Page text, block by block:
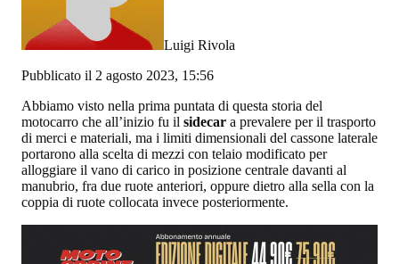
Luigi Rivola
Pubblicato il 2 agosto 2023, 15:56
Abbiamo visto nella prima puntata di questa storia del
motocarro che all’inizio fu il sidecar a prevalere per il trasporto
di merci e materiali, ma i limiti dimensionali del cassone laterale
portarono alla scelta di mezzi con telaio modificato per
alloggiare il vano di carico in posizione centrale davanti al
manubrio, fra due ruote anteriori, oppure dietro alla sella con la
coppia di ruote collocata invece posteriormente.